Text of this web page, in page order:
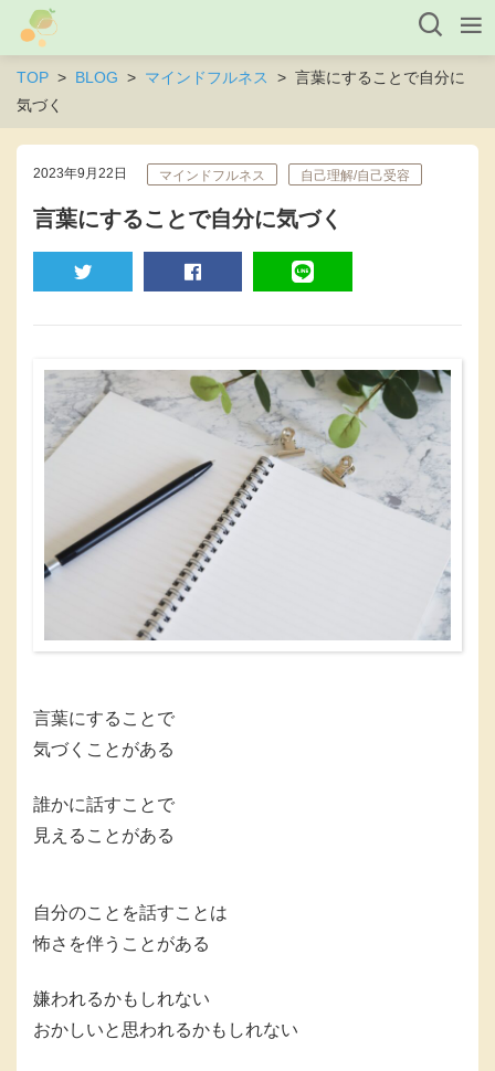
TOP BLOG マインドフルネス
言葉にすることで自分に
気づく
2023年9月22日 マインドフルネス 自己理解/自己受容
言葉にすることで自分に気づく
言葉にすることで
気づくことがある
誰かに話すことで
見えることがある
自分のことを話すことは
怖さを伴うことがある
嫌われるかもしれない
おかしいと思われるかもしれない